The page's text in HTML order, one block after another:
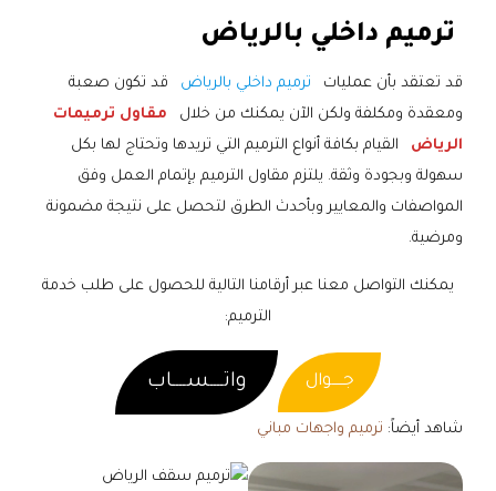
ترميم داخلي بالرياض
قد تعتقد بأن عمليات ترميم داخلي بالرياض
قد تكون صعبة
ومعقدة ومكلفة ولكن الآن يمكنك من خلال
مقاول ترميمات
الرياض
القيام بكافة أنواع الترميم التي تريدها وتحتاج لها بكل
سهولة وبجودة وثقة. يلتزم مقاول الترميم بإتمام العمل وفق
المواصفات والمعايير وبأحدث الطرق لتحصل على نتيجة مضمونة
ومرضية.
يمكنك التواصل معنا عبر أرقامنا التالية للحصول على طلب خدمة
الترميم:
جـــــوال واتــــســــاب
شاهد أيضاً: ترميم واجهات مباني